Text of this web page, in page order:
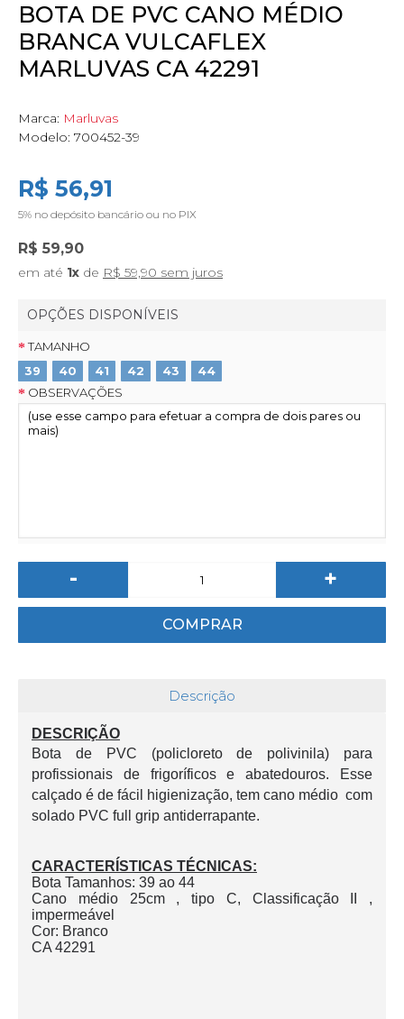
BOTA DE PVC CANO MÉDIO
BRANCA VULCAFLEX
MARLUVAS CA 42291
Marca: Marluvas
Modelo: 700452-39
R$ 56,91
5% no depósito bancário ou no PIX
R$ 59,90
em até 1x de R$ 59,90 sem juros
OPÇÕES DISPONÍVEIS
TAMANHO
39
40 41 42 43
44
OBSERVAÇÕES
- +
COMPRAR
Descrição
DESCRIÇÃO
Bota de PVC (policloreto de polivinila) para
profissionais de frigoríficos e abatedouros. Esse
calçado é de fácil higienização, tem cano médio com
solado PVC full grip antiderrapante.
CARACTERÍSTICAS TÉCNICAS:
Bota Tamanhos: 39 ao 44
Cano médio 25cm , tipo C, Classificação II
,
impermeável
Cor: Branco
CA 42291